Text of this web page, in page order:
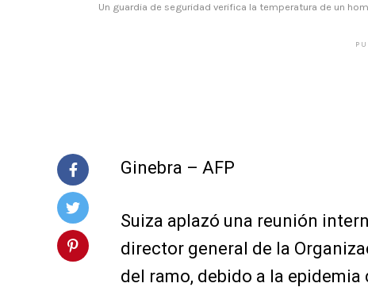
Un guardia de seguridad verifica la temperatura de un
Ginebra – AFP
Suiza aplazó una reunión
director general de la
del ramo, debido a la